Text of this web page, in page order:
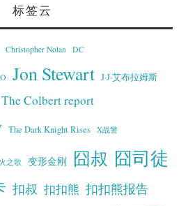
标签云
Christopher Nolan DC
Jon Stewart J·J·艾布拉姆斯
The Colbert report
The Dark Knight Rises X战警
之歌 变形金刚 囧叔 囧司徒
扣叔 扣扣熊 扣扣熊报告